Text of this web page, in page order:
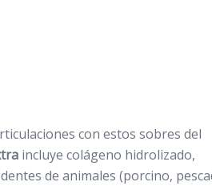
con estos sobres del
incluye colágeno hidrolizado,
de animales (porcino,